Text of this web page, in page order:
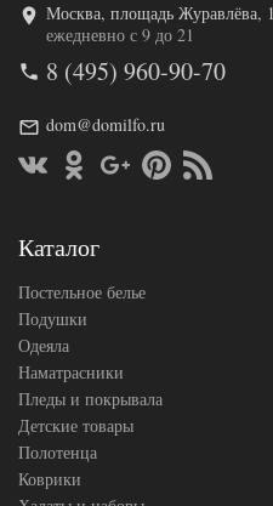
Код товара
516-267
Артикул
143-4
Размер
150х215
Размер
250х250
наволочек
Производитель
Москва, площадь Журавлёва,
ежедневно с 9 до 21
8 (495) 960-90-70
dom@domilfo.ru
Каталог
Постельное белье
Подушки
Одеяла
Наматрасники
Пледы и покрывала
Детские товары
Полотенца
Коврики